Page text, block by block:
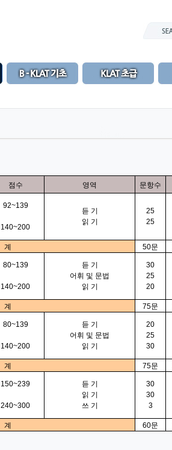
점수 영역 문항수
92~139
140~200
듣 기
읽 기
25
25
계 50문
80~139
140~200
듣 기
어휘 및 문법
읽 기
30
25
20
계 75문
80~139
140~200
듣 기
어휘 및 문법
읽 기
20
25
30
계 75문
150~239
240~300
듣 기
읽 기
쓰 기
30
30
3
계 60문